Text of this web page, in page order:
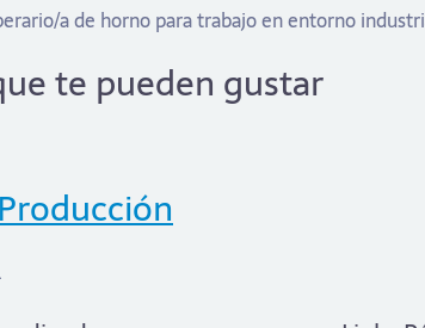
a de horno para trabajo en entorno
te pueden gustar